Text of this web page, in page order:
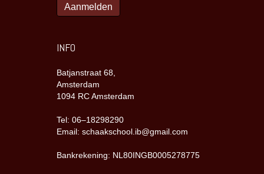
INFO
Batjanstraat 68,
Amsterdam
1094 RC Amsterdam
Tel: 06–18298290
Email: schaakschool.ib@gmail.com
Bankrekening: NL80INGB0005278775